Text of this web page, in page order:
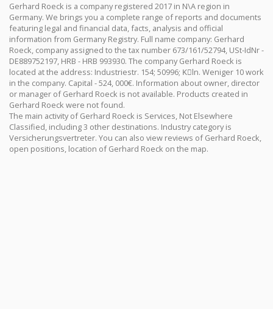
Gerhard Roeck is a company registered 2017 in N\A region in
Germany. We brings you a complete range of reports and documents
featuring legal and financial data, facts, analysis and official
information from Germany Registry. Full name company: Gerhard
Roeck, company assigned to the tax number 673/161/52794, USt-IdNr -
DE889752197, HRB - HRB 993930. The company Gerhard Roeck is
located at the address: Industriestr. 154; 50996; Kِln. Weniger 10 work
in the company. Capital - 524, 000€. Information about owner, director
or manager of Gerhard Roeck is not available. Products created in
Gerhard Roeck were not found.
The main activity of Gerhard Roeck is Services, Not Elsewhere
Classified, including 3 other destinations. Industry category is
Versicherungsvertreter. You can also view reviews of Gerhard Roeck,
open positions, location of Gerhard Roeck on the map.